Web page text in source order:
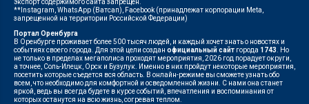
**Instagram, WhatsApp (Ватсап), Facebook (принадлежат корпорации Meta,
запрещенной на территории Российской Федерации)
Портал Оренбурга
В Оренбурге проживает более 500 тысяч людей, и каждый хочет знать о новостях и
событиях своего города. Для этой цели создан официальный сайт города 1743 . Но
не только в пределах мегаполиса проходят мероприятия, 2026 год порадует округи,
а точнее, Соль-Илецк, Орск и Бузулук. Именно в них пройдут некоторые мероприятия,
посетить которые съедется вся область. В онлайн-режиме вы сможете узнать обо
всем, что необходимо для комфортной и осведомленной жизни. С нами она станет
яркой, ведь вы всегда будете в курсе событий, впечатления и воспоминания от
которых останутся на всю жизнь, согревая теплом.